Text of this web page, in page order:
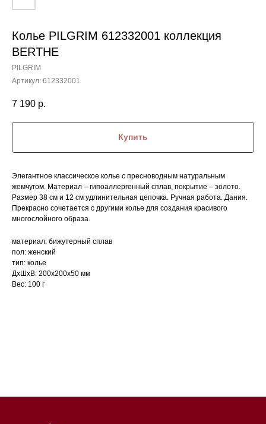
Колье PILGRIM 612332001 коллекция
BERTHE
PILGRIM
Артикул: 612332001
7 190 р.
Купить
Элегантное классическое колье с пресноводным натуральным
жемчугом. Материал – гипоаллергенный сплав, покрытие – золото.
Размер 38 см и 12 см удлинительная цепочка. Ручная работа. Дания.
Прекрасно сочетается с другими колье для создания красивого
многослойного образа.
материал: бижутерный сплав
пол: женский
тип: колье
ДxШxВ: 200x200x50 мм
Вес: 100 г